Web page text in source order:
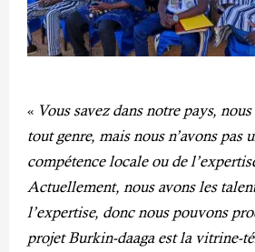
« Vous savez dans notre pays,
tout genre, mais nous n’avons pas
compétence locale ou de
Actuellement, nous avons les
l’expertise, donc nous pouvons
projet Burkin-daaga est la vitrine-